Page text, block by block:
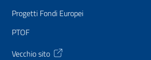
Progetti Fondi Europei
PTOF
Vecchio sito